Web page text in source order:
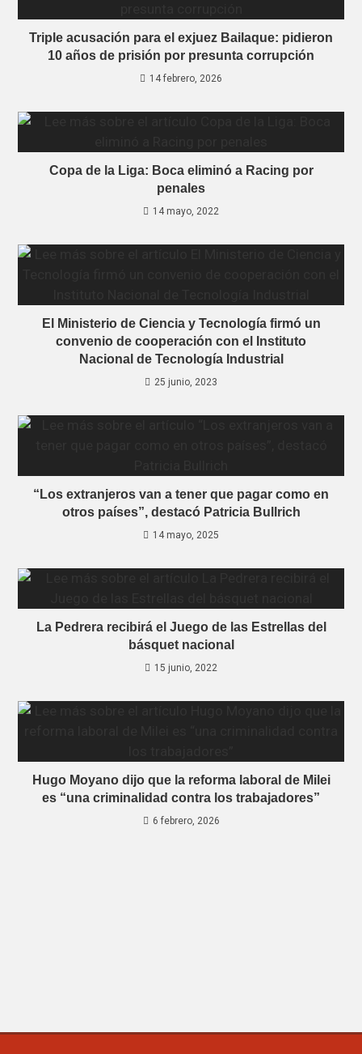
Triple acusación para el exjuez Bailaque: pidieron
10 años de prisión por presunta corrupción
14 febrero, 2026
Copa de la Liga: Boca eliminó a Racing por
penales
14 mayo, 2022
El Ministerio de Ciencia y Tecnología firmó un
convenio de cooperación con el Instituto
Nacional de Tecnología Industrial
25 junio, 2023
“Los extranjeros van a tener que pagar como en
otros países”, destacó Patricia Bullrich
14 mayo, 2025
La Pedrera recibirá el Juego de las Estrellas del
básquet nacional
15 junio, 2022
Hugo Moyano dijo que la reforma laboral de Milei
es “una criminalidad contra los trabajadores”
6 febrero, 2026